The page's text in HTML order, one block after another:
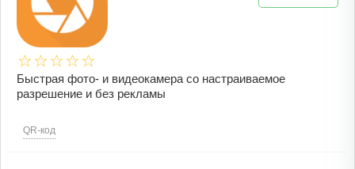
Быстрая фото- и видеокамера со настраиваемое
разрешение и без рекламы
QR-код